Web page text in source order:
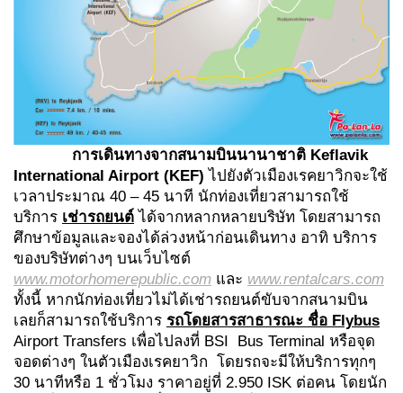
การเดินทางจากสนามบินนานาชาติ Keflavik
International Airport (KEF) ไปยังตัวเมืองเรคยาวิกจะใช้
เวลาประมาณ 40 – 45 นาที นักท่องเที่ยวสามารถใช้
บริการ เช่ารถยนต์ ได้จากหลากหลายบริษัท โดยสามารถ
ศึกษาข้อมูลและจองได้ล่วงหน้าก่อนเดินทาง อาทิ บริการ
ของบริษัทต่างๆ บนเว็บไซต์
www.motorhomerepublic.com และ www.rentalcars.com
ทั้งนี้ หากนักท่องเที่ยวไม่ได้เช่ารถยนต์ขับจากสนามบิน
เลยก็สามารถใช้บริการ รถโดยสารสาธารณะ ชื่อ Flybus
Airport Transfers เพื่อไปลงที่ BSI Bus Terminal หรือจุด
จอดต่างๆ ในตัวเมืองเรคยาวิก โดยรถจะมีให้บริการทุกๆ
30 นาทีหรือ 1 ชั่วโมง ราคาอยู่ที่ 2.950 ISK ต่อคน โดยนัก